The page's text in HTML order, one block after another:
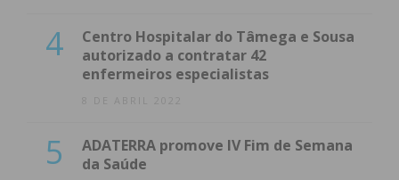
4
Centro Hospitalar do Tâmega e Sousa
autorizado a contratar 42
enfermeiros especialistas
8 DE ABRIL 2022
5
ADATERRA promove IV Fim de Semana
da Saúde